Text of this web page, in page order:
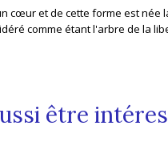
cœur et de cette forme est née
comme étant l'arbre de la
être